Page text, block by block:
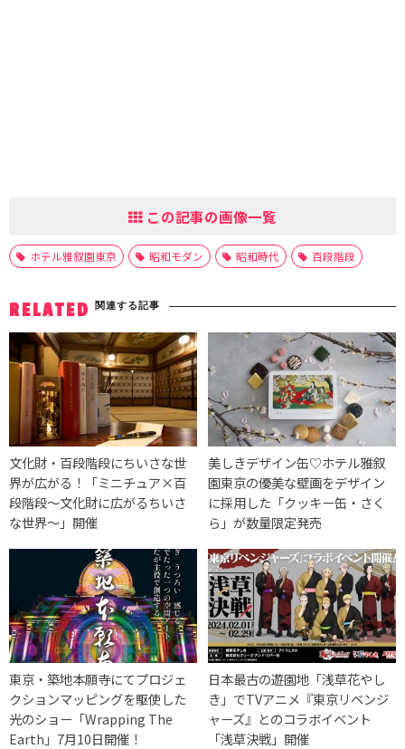
この記事の画像一覧
ホテル雅叙園東京 昭和モダン 昭和時代 百段階段
RELATED 関連する記事
文化財・百段階段にちいさな世
界が広がる！「ミニチュア×百
段階段～文化財に広がるちいさ
な世界～」開催
美しきデザイン缶♡ホテル雅叙
園東京の優美な壁画をデザイン
に採用した「クッキー缶・さく
ら」が数量限定発売
東京・築地本願寺にてプロジェ
クションマッピングを駆使した
光のショー「Wrapping The
Earth」7月10日開催！
日本最古の遊園地「浅草花やし
き」でTVアニメ『東京リベンジ
ャーズ』とのコラボイベント
「浅草決戦」開催